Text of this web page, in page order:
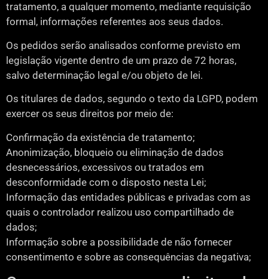
tratamento, a qualquer momento, mediante requisição
formal, informações referentes aos seus dados.
Os pedidos serão analisados conforme previsto em
legislação vigente dentro de um prazo de 72 horas,
salvo determinação legal e/ou objeto de lei.
Os titulares de dados, segundo o texto da LGPD, podem
exercer os seus direitos por meio de:
Confirmação da existência de tratamento;
Anonimização, bloqueio ou eliminação de dados
desnecessários, excessivos ou tratados em
desconformidade com o disposto nesta Lei;
Informação das entidades públicas e privadas com as
quais o controlador realizou uso compartilhado de
dados;
Informação sobre a possibilidade de não fornecer
consentimento e sobre as consequências da negativa;